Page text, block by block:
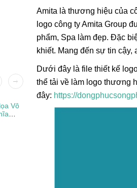
Amita là thương hiệu của
logo công ty Amita Group
phẩm, Spa làm đẹp. Đặc
khiết. Mang đến sự tin
Dưới đây là file thiết kế
thể tải về làm logo thương
đây: https://
Vô
Lá Cờ Thêu